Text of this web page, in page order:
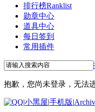
排行榜Ranklist
勋章中心
道具中心
每日签到
常用插件
抱歉，您尚未登录，无法
|小黑屋|手机版|